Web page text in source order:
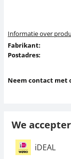
Informatie over
Fabrikant:
Postadres:
Neem contact met
We
iDEAL